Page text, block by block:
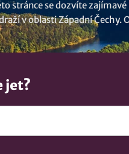
stránce se dozvíte
v oblasti Západní Čechy.
jet?